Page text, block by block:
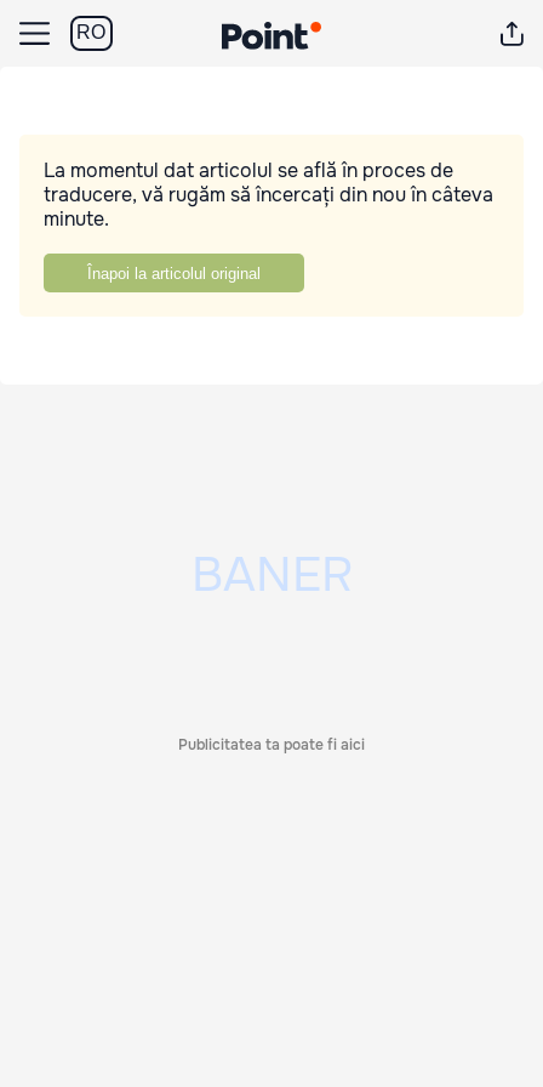
RO
La momentul dat articolul se află în proces de
traducere, vă rugăm să încercați din nou în câteva
minute.
Înapoi la articolul original
Publicitatea ta poate fi aici